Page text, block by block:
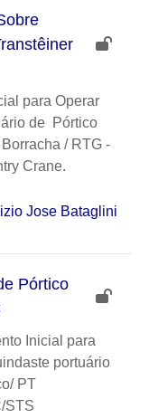
para Operar
de Pórtico
/ RTG -
Crane.
Jose Bataglini
Pórtico
Inicial para
portuário
PT
STS